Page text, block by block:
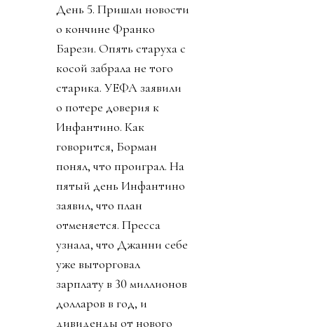
День 5. Пришли новости
о кончине Франко
Барези. Опять старуха с
косой забрала не того
старика. УЕФА заявили
о потере доверия к
Инфантино. Как
говорится, Борман
понял, что проиграл. На
пятый день Инфантино
заявил, что план
отменяется. Пресса
узнала, что Джанни себе
уже выторговал
зарплату в 30 миллионов
долларов в год, и
дивиденды от нового